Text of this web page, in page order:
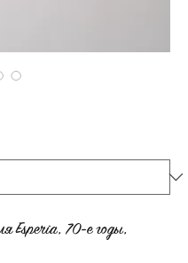
Esperia, 70-е годы,